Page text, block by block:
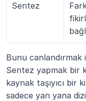
Sentez
Bunu
Sentez yapmak bir
kaynak taşıyıcı bir
sadece yan yana